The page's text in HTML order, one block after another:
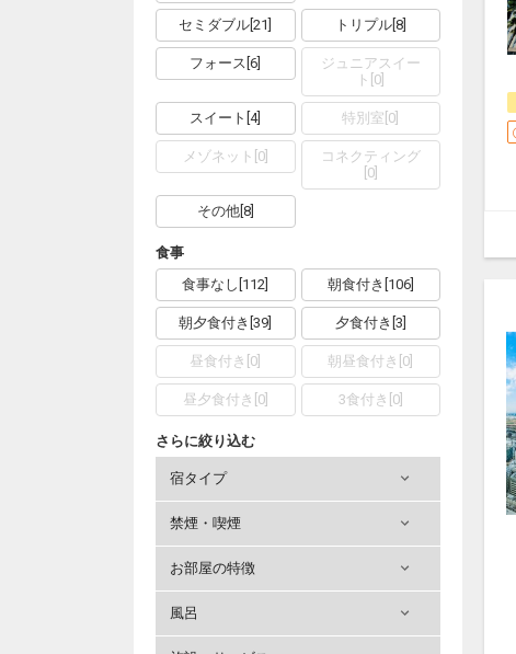
セミダブル [21 トリプル[ 8]
フォース [6
ジュニアスイー
ト 0
スイート [4] 特別室 0
メゾネット 0]
コネクティング
0]
その他[ 8]
食事
食事なし 112 朝食付き 106]
朝夕食付き [39 夕食付き 3
昼食付き 0 朝昼食付き 0
昼夕食付き 0] 3食付き 0]
さらに絞り込む
宿タイプ
禁煙・喫煙
お部屋の特徴
風呂